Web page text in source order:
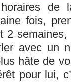
de
fois,
2
avec un
hâte de
pour lui,